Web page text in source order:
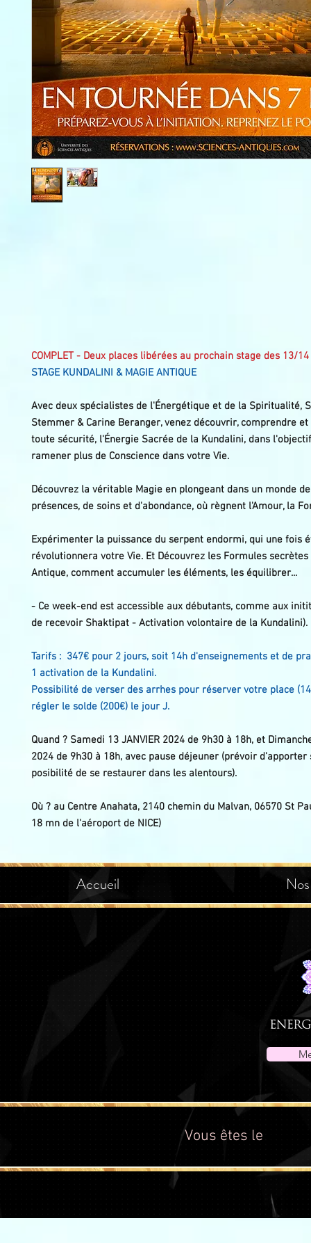
COMPLET - Deux places libérées au prochain stage des 13/
STAGE KUNDALINI & MAGIEANTIQUE
Avec deux spécialistes de l'Énergétique et de la Spiritualité,
Stemmer & Carine Beranger, venez découvrir, comprendre
toute sécurité, l'Énergie Sacrée de la Kundalini, dans
ramener plus de Conscience dans votre Vie.
Découvrez la véritable Magie en plongeant dans un monde
présences, de soins et d'abondance, où règnent l'Amour, la
Expérimenter la puissance du serpent endormi, qui une fois
révolutionnera votre Vie. Et Découvrez les Formules secrètes
Antique, comment accumuler les éléments, les équilibrer...
- Ce week-end est accessible aux débutants, comme aux
de recevoir Shaktipat - Activation volontaire de la Kundalini).
Tarifs : 347€ pour 2 jours, soit 14h d'enseignements et de
1 activation de la Kundalini.
Possibilité de verser des arrhes pour réserver votre place
régler le solde (200€) le jour J.
Quand ? Samedi 13 JANVIER 2024 de 9h30 à 18h, et
2024 de 9h30 à 18h, avec pause déjeuner (prévoir d'apporter
posibilité de se restaurer dans les alentours).
Où ? au Centre Anahata, 2140 chemin du Malvan, 06570 St
18 mn de l'aéroport de NICE)
Accueil
Vous êtes le